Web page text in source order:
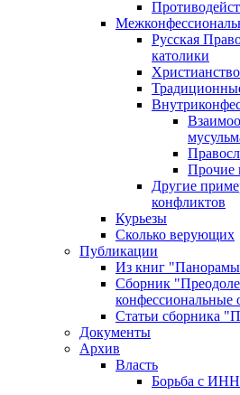
Русская
католики
Прочие
Другие
конфликтов
Курьезы
Сколько верующих
Публикации
Из книг
Сборник
конфессиональные
Статьи сборника
Документы
Архив
Власть
Борьба с